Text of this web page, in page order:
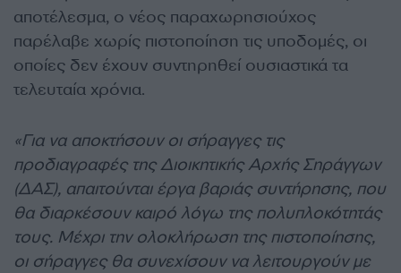
αποτέλεσμα, ο νέος παραχωρησιούχος
παρέλαβε χωρίς πιστοποίηση τις υποδομές, οι
οποίες δεν έχουν συντηρηθεί ουσιαστικά τα
τελευταία χρόνια.
«Για να αποκτήσουν οι σήραγγες τις
προδιαγραφές της Διοικητικής Αρχής Σηράγγων
(ΔΑΣ), απαιτούνται έργα βαριάς συντήρησης, που
θα διαρκέσουν καιρό λόγω της πολυπλοκότητάς
τους. Μέχρι την ολοκλήρωση της πιστοποίησης,
οι σήραγγες θα συνεχίσουν να λειτουργούν με